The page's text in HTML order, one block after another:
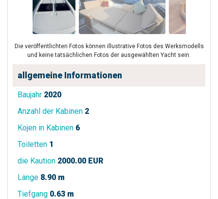
Die veröffentlichten Fotos können illustrative Fotos des Werksmodells
und keine tatsächlichen Fotos der ausgewählten Yacht sein.
allgemeine Informationen
Baujahr 2020
Anzahl der Kabinen 2
Kojen in Kabinen 6
Toiletten 1
die Kaution 2000.00 EUR
Länge 8.90 m
Tiefgang 0.63 m